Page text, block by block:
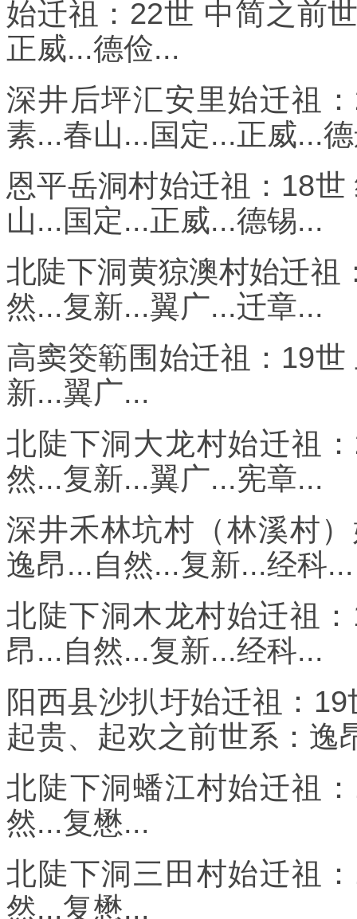
始迁祖：22世 中简之前
正威...德俭...
深井后坪汇安里始迁祖
素...春山...国定...正威...
恩平岳洞村始迁祖：18
山...国定...正威...德锡...
北陡下洞黄猄澳村始迁祖
然...复新...翼广...迁章...
高窦筊簕围始迁祖：19
新...翼广...
北陡下洞大龙村始迁祖
然...复新...翼广...宪章...
深井禾林坑村（林溪村
逸昂...自然...复新...经科...
北陡下洞木龙村始迁祖
昂...自然...复新...经科...
阳西县沙扒圩始迁祖：
起贵、起欢之前世系：
北陡下洞蟠江村始迁祖
然...复懋...
北陡下洞三田村始迁祖
然...复懋...